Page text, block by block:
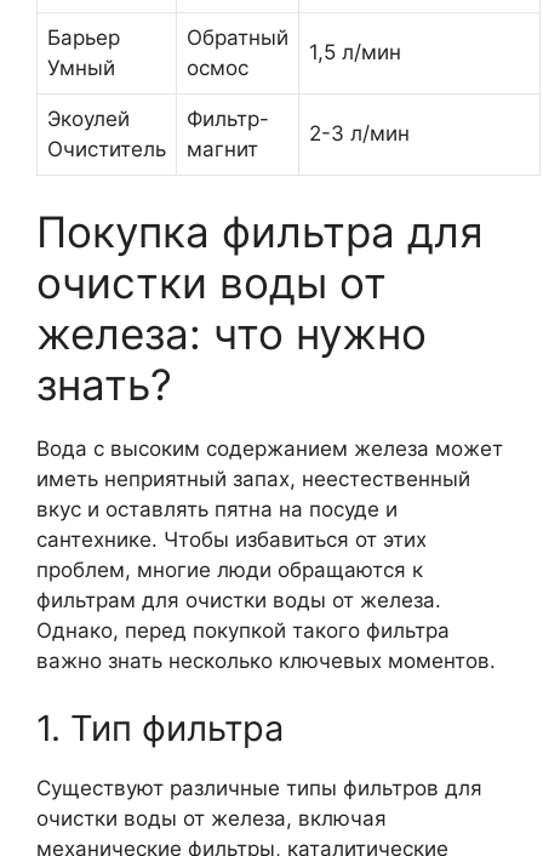
Барьер
Умный
Обратный
осмос
1,5 л/мин
Экоулей
Очиститель
Фильтр-
магнит
2-3 л/мин
Покупка фильтра для
очистки воды от
железа: что нужно
знать?
Вода с высоким содержанием железа может
иметь неприятный запах, неестественный
вкус и оставлять пятна на посуде и
сантехнике. Чтобы избавиться от этих
проблем, многие люди обращаются к
фильтрам для очистки воды от железа.
Однако, перед покупкой такого фильтра
важно знать несколько ключевых моментов.
1. Тип фильтра
Существуют различные типы фильтров для
очистки воды от железа, включая
механические фильтры, каталитические